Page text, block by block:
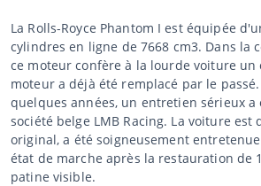
La Rolls-Royce Phantom I est équipée
cylindres en ligne de 7668 cm3. Dans la
ce moteur confère à la lourde voiture un
moteur a déjà été remplacé par le
quelques années, un entretien sérieux
société belge LMB Racing. La voiture est
original, a été soigneusement
état de marche après la restauration de
patine visible.